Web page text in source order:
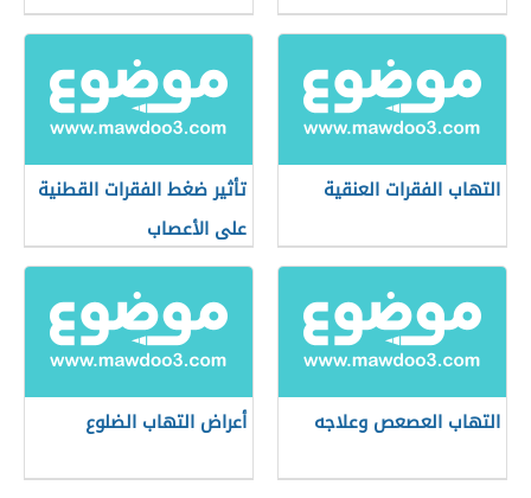
التهاب الفقرات العنقية
تأثير ضغط الفقرات القطنية
على الأعصاب
التهاب العصعص وعلاجه أعراض التهاب الضلوع